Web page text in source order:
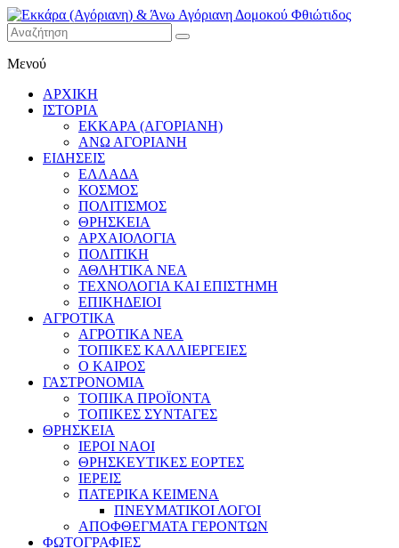
Εκκάρα
(Αγόριανη)
& Άνω
Αγόριανη
Δομοκού
Φθιώτιδος
Μενού
ΑΡΧΙΚΗ
ΙΣΤΟΡΙΑ
ΕΚΚΑΡΑ (ΑΓΟΡΙΑΝΗ)
ΑΝΩ ΑΓΟΡΙΑΝΗ
ΕΙΔΗΣΕΙΣ
ΕΛΛΑΔΑ
ΚΟΣΜΟΣ
ΠΟΛΙΤΙΣΜΟΣ
ΘΡΗΣΚΕΙΑ
ΑΡΧΑΙΟΛΟΓΙΑ
ΠΟΛΙΤΙΚΗ
ΑΘΛΗΤΙΚΑ ΝΕΑ
ΤΕΧΝΟΛΟΓΙΑ ΚΑΙ ΕΠΙΣΤΗΜΗ
ΕΠΙΚΗΔΕΙΟΙ
ΑΓΡΟΤΙΚΑ
ΑΓΡΟΤΙΚΑ ΝΕΑ
ΤΟΠΙΚΕΣ ΚΑΛΛΙΕΡΓΕΙΕΣ
Ο ΚΑΙΡΟΣ
ΓΑΣΤΡΟΝΟΜΙΑ
ΤΟΠΙΚΑ ΠΡΟΪΟΝΤΑ
ΤΟΠΙΚΕΣ ΣΥΝΤΑΓΕΣ
ΘΡΗΣΚΕΙΑ
IEPOI NAOI
ΘΡΗΣΚΕΥΤΙΚΕΣ ΕΟΡΤΕΣ
ΙΕΡΕΙΣ
ΠΑΤΕΡΙΚΑ ΚΕΙΜΕΝΑ
ΠΝΕΥΜΑΤΙΚΟΙ ΛΟΓΟΙ
ΑΠΟΦΘΕΓΜΑΤΑ ΓΕΡΟΝΤΩΝ
ΦΩΤΟΓΡΑΦΙΕΣ